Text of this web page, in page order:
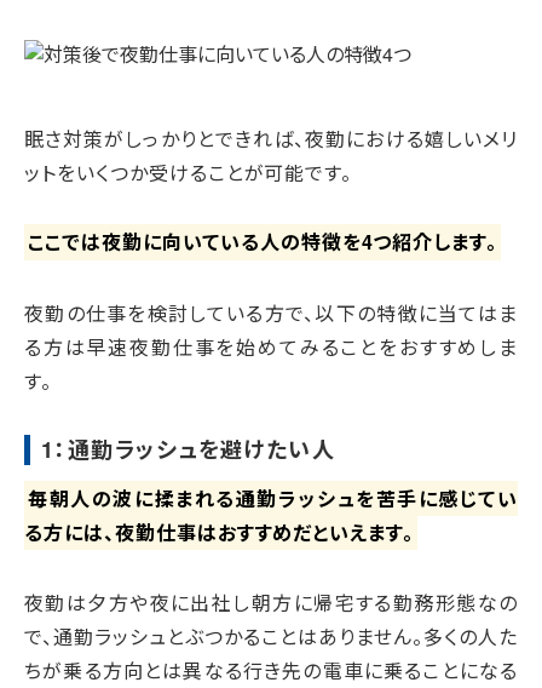
眠さ対策がしっかりとできれば、夜勤における嬉しいメリ
ットをいくつか受けることが可能です。
ここでは夜勤に向いている人の特徴を4つ紹介します。
夜勤の仕事を検討している方で、以下の特徴に当てはま
る方は早速夜勤仕事を始めてみることをおすすめしま
す。
1：通勤ラッシュを避けたい人
毎朝人の波に揉まれる通勤ラッシュを苦手に感じてい
る方には、夜勤仕事はおすすめだといえます。
夜勤は夕方や夜に出社し朝方に帰宅する勤務形態なの
で、通勤ラッシュとぶつかることはありません。多くの人た
ちが乗る方向とは異なる行き先の電車に乗ることになる